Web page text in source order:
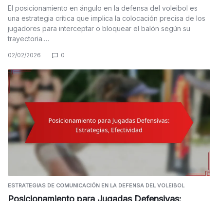
El posicionamiento en ángulo en la defensa del voleibol es
una estrategia crítica que implica la colocación precisa de los
jugadores para interceptar o bloquear el balón según su
trayectoria.…
02/02/2026 0
ESTRATEGIAS DE COMUNICACIÓN EN LA DEFENSA DEL VOLEIBOL
Posicionamiento para Jugadas Defensivas: